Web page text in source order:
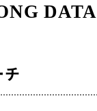
DATA